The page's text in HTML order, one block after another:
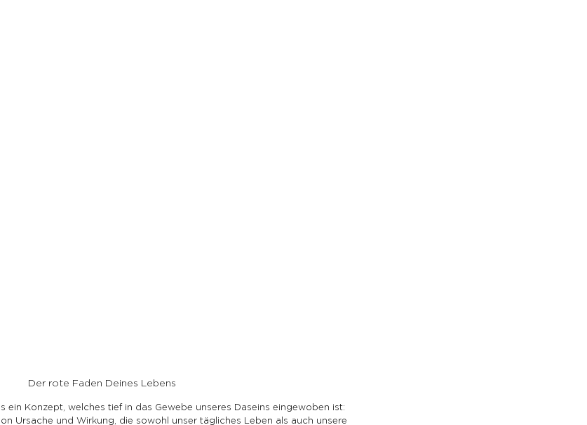
Der rote Faden Deines Lebens
ein Konzept, welches tief in das Gewebe unseres Daseins eingewoben ist:
Ursache und Wirkung, die sowohl unser tägliches Leben als auch unsere